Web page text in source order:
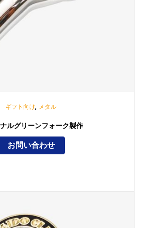
ギフト向け, メタル
ルグリーンフォーク製作
お問い合わせ